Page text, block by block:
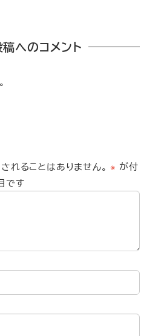
へのコメント
れることはありません。 ※ が付
です